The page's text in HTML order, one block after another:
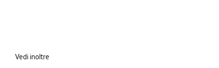
Vedi inoltre